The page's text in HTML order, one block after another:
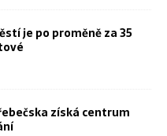
je po proměně za 35
získá centrum